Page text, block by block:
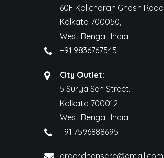
60F Kalicharan Ghosh Road,
Kolkata 700050,
West Bengal, India
+91 9836767545
City Outlet:
5 Surya Sen Street.
Kolkata 700012,
West Bengal, India
+91 7596888695
order.dhansere@gmail.com